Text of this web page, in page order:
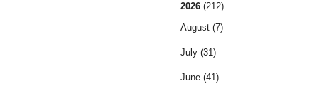
2026 (212)
August (7)
July (31)
June (41)